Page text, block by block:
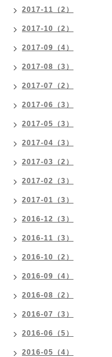
2017-11（2）
2017-10（2）
2017-09（4）
2017-08（3）
2017-07（2）
2017-06（3）
2017-05（3）
2017-04（3）
2017-03（2）
2017-02（3）
2017-01（3）
2016-12（3）
2016-11（3）
2016-10（2）
2016-09（4）
2016-08（2）
2016-07（3）
2016-06（5）
2016-05（4）